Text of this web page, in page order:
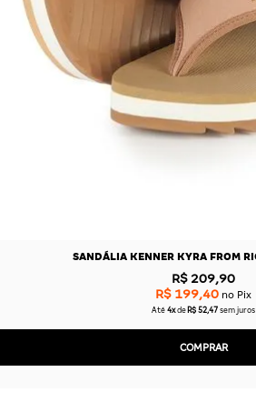
SANDÁLIA KENNER KYRA FROM
R$ 209,90
R$ 199,40 no Pix
Até 4x de R$ 52,47 sem juros
COMPRAR